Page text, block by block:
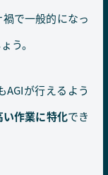
で一般的になっ
う。
AGIが行えるよう
い作業に特化でき